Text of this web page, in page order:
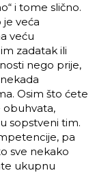
i tome slično.
je veća
veću
zadatak ili
nego prije,
Osim što ćete
obuhvata,
sopstveni tim.
pa
sve nekako
ukupnu